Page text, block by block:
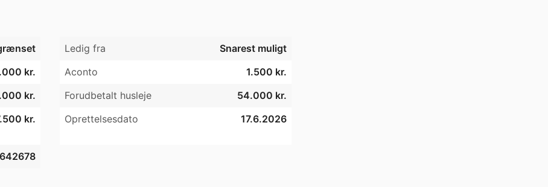
Ledig fra
Snarest muligt
kr. Aconto
1.500 kr.
kr. Forudbetalt husleje
54.000 kr.
kr.
Oprettelsesdato 17.6.2026